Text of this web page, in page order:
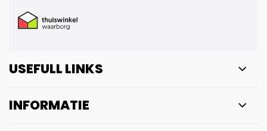
USEFULL LINKS
INFORMATIE